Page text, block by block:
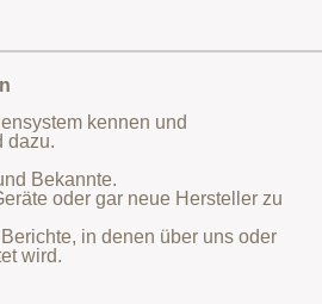
kennen und
dazu.
Bekannte.
oder gar neue Hersteller zu
in denen über uns oder
wird.